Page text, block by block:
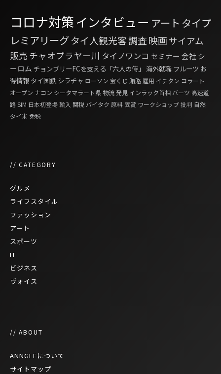
コロナ対策インタビュー アート タイプ
レミアリーグタイ人観光客調査映画 サイアム
販売 チャオプラヤー川 タイノワンコ セミナー 会社シ
ーロム チョンブリーFCを支える「六人の侍」 海外就職 フルーツ お
得情報 タイ国鉄 シラチャ ローソン 宝くじ 賄賂 雇用 イチタン コラート
オープン ナコン シータマラート県 物流発見 インラック首相 バーツ 高速道
路SIM 日本初登場輸入 関税 バイタク 原料 受賞 ワークショップ批判 自然
タイ米 免税
// CATEGORY
グルメ
ライフスタイル
ファッション
アート
スポーツ
IT
ビジネス
ヴォイス
// ABOUT
ANNGLEについて
サイトマップ